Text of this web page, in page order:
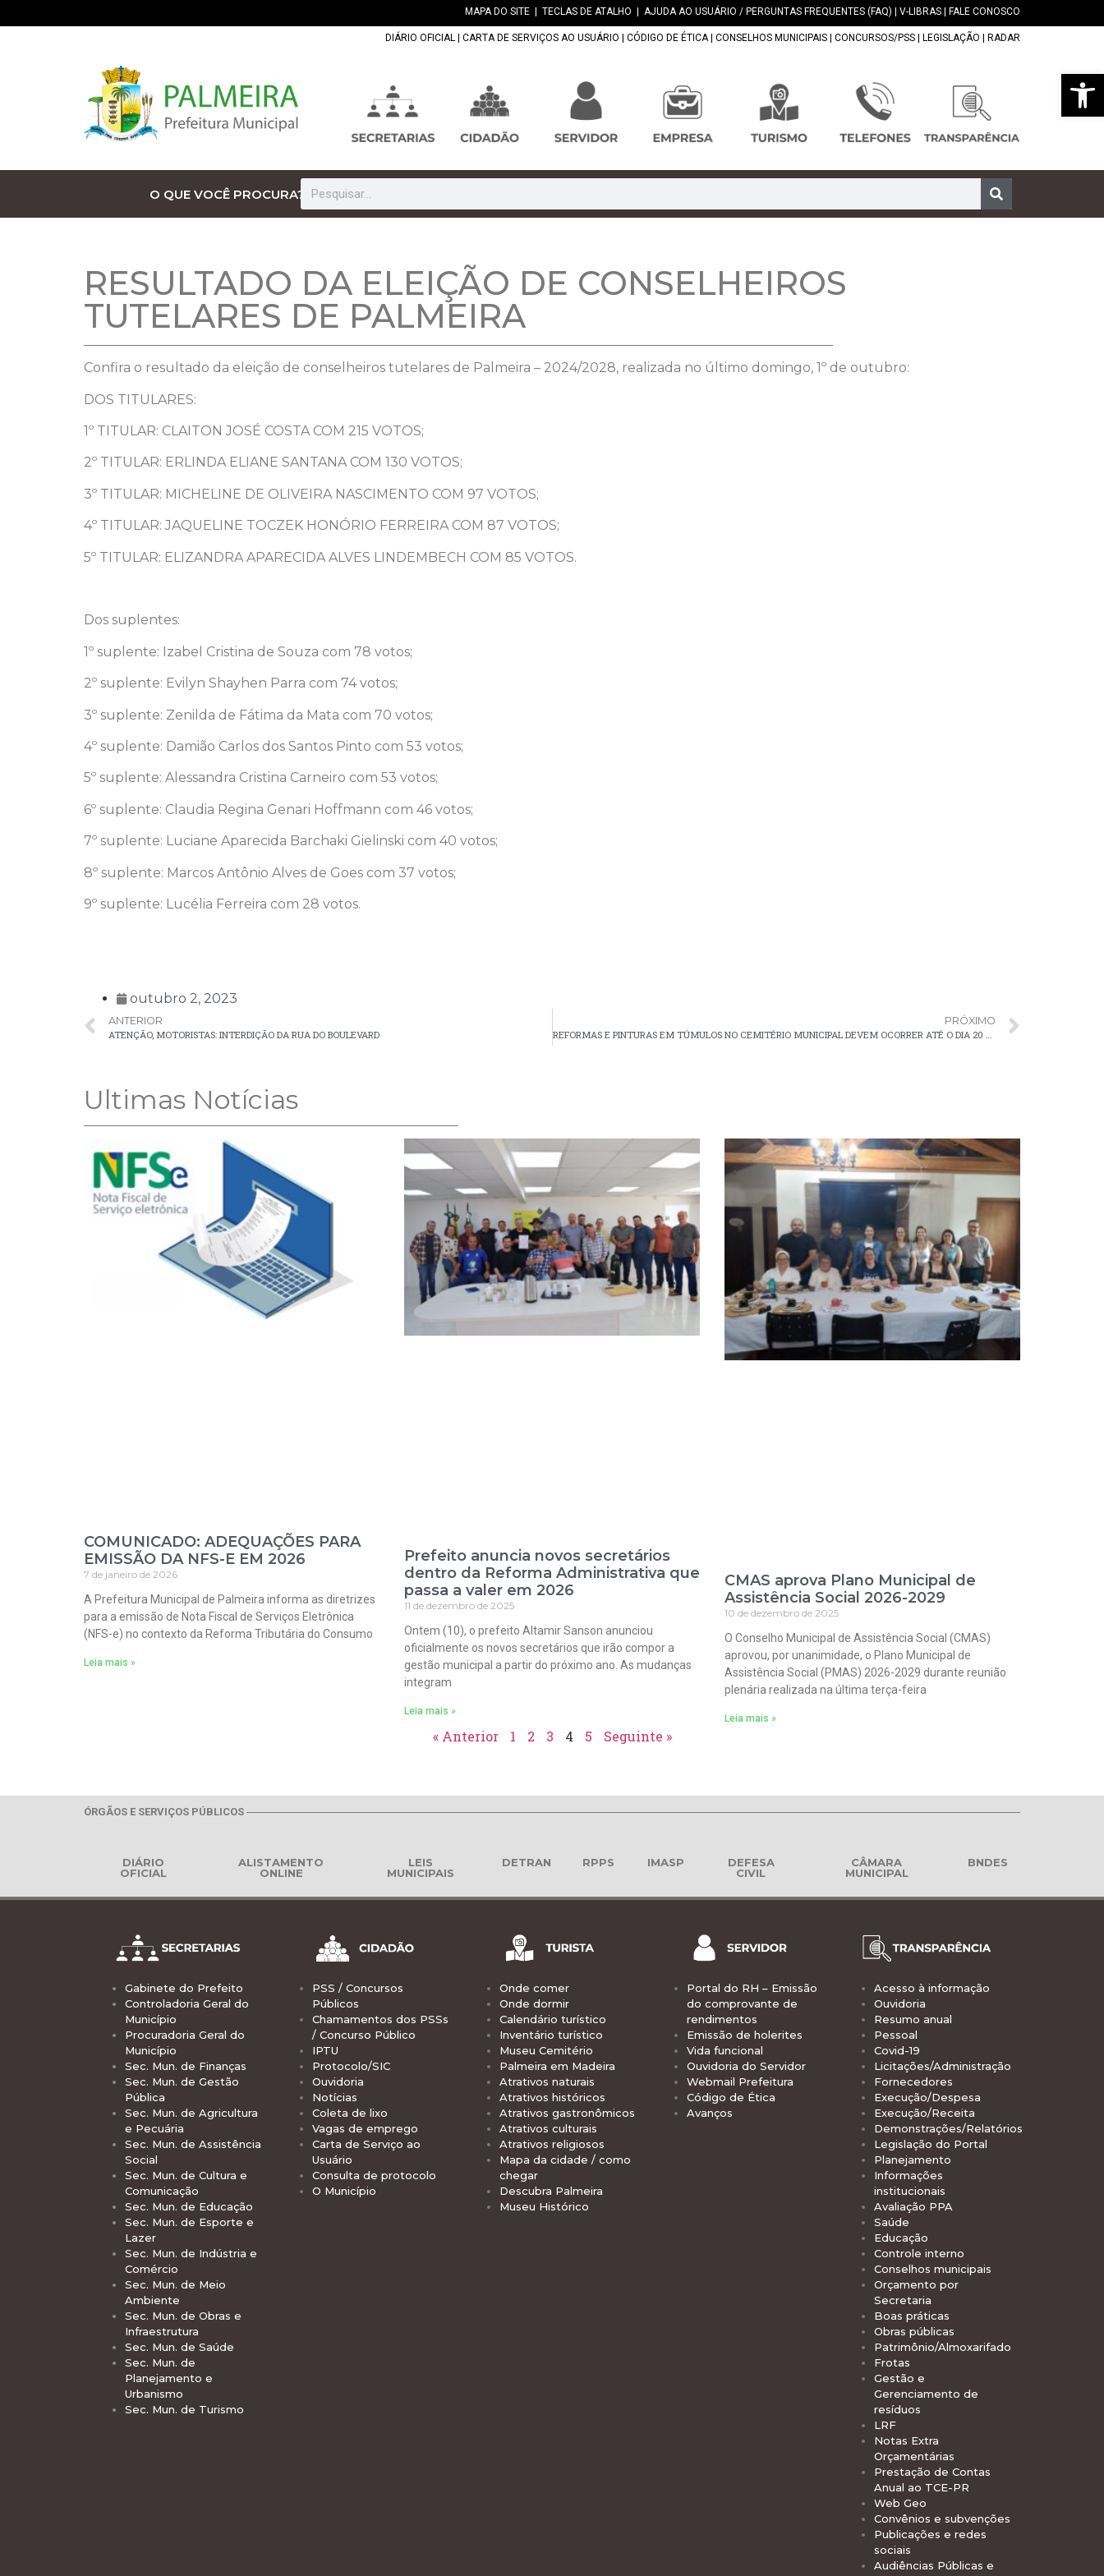
Abrir
MAPA DO SITE TECLAS DE ATALHO AJUDA AO USUÁRIO / PERGUNTAS FREQUENTES (FAQ) V-LIBRAS FALE CONOSCO
DIÁRIO OFICIAL CARTA DE SERVIÇOS AO USUÁRIO CÓDIGO DE ÉTICA| CONSELHOS MUNICIPAIS CONCURSOS/PSS LEGISLAÇÃO RADAR
O QUE VOCÊ PROCURA?
RESULTADO DA ELEIÇÃO DE CONSELHEIROS
TUTELARES DE PALMEIRA
Confira o resultado da eleição de conselheiros tutelares de Palmeira – 2024/2028, realizada no último domingo, 1º de outubro:
DOS TITULARES:
1º TITULAR: CLAITON JOSÉ COSTA COM 215 VOTOS;
2º TITULAR: ERLINDA ELIANE SANTANA COM 130 VOTOS;
3º TITULAR: MICHELINE DE OLIVEIRA NASCIMENTO COM 97 VOTOS;
4º TITULAR: JAQUELINE TOCZEK HONÓRIO FERREIRA COM 87 VOTOS;
5º TITULAR: ELIZANDRA APARECIDA ALVES LINDEMBECH COM 85 VOTOS.
Dos suplentes:
1º suplente: Izabel Cristina de Souza com 78 votos;
2º suplente: Evilyn Shayhen Parra com 74 votos;
3º suplente: Zenilda de Fátima da Mata com 70 votos;
4º suplente: Damião Carlos dos Santos Pinto com 53 votos;
5º suplente: Alessandra Cristina Carneiro com 53 votos;
6º suplente: Claudia Regina Genari Hoffmann com 46 votos;
7º suplente: Luciane Aparecida Barchaki Gielinski com 40 votos;
8º suplente: Marcos Antônio Alves de Goes com 37 votos;
9º suplente: Lucélia Ferreira com 28 votos.
outubro 2, 2023
ANTERIOR
ATENÇÃO, MOTORISTAS: INTERDIÇÃO DA RUA DO BOULEVARD
PRÓXIMO
REFORMAS E PINTURAS EM TÚMULOS NO CEMITÉRIO MUNICIPAL DEVEM OCORRER ATÉ O DIA 20 DE OUTUBRO
Ultimas Notícias
COMUNICADO: ADEQUAÇÕES PARA
EMISSÃO DA NFS-E EM 2026
7 de janeiro de 2026
A Prefeitura Municipal de Palmeira informa as diretrizes
para a emissão de Nota Fiscal de Serviços Eletrônica
(NFS-e) no contexto da Reforma Tributária do Consumo
Leia mais »
Prefeito anuncia novos secretários
dentro da Reforma Administrativa que
passa a valer em 2026
11 de dezembro de 2025
Ontem (10), o prefeito Altamir Sanson anunciou
oficialmente os novos secretários que irão compor a
gestão municipal a partir do próximo ano. As mudanças
integram
Leia mais »
CMAS aprova Plano Municipal de
Assistência Social 2026-2029
10 de dezembro de 2025
O Conselho Municipal de Assistência Social (CMAS)
aprovou, por unanimidade, o Plano Municipal de
Assistência Social (PMAS) 2026-2029 durante reunião
plenária realizada na última terça-feira
Leia mais »
« Anterior 1 2 3 4 5 Seguinte »
ÓRGÃOS E SERVIÇOS PÚBLICOS
DIÁRIO
OFICIAL
ALISTAMENTO
ONLINE
LEIS
MUNICIPAIS
DETRAN RPPS IMASP
DEFESA
CIVIL
CÂMARA
MUNICIPAL
BNDES
Gabinete do Prefeito
Controladoria Geral do
Município
Procuradoria Geral do
Município
Sec. Mun. de Finanças
Sec. Mun. de Gestão
Pública
Sec. Mun. de Agricultura
e Pecuária
Sec. Mun. de Assistência
Social
Sec. Mun. de Cultura e
Comunicação
Sec. Mun. de Educação
Sec. Mun. de Esporte e
Lazer
Sec. Mun. de Indústria e
Comércio
Sec. Mun. de Meio
Ambiente
Sec. Mun. de Obras e
Infraestrutura
Sec. Mun. de Saúde
Sec. Mun. de
Planejamento e
Urbanismo
Sec. Mun. de Turismo
PSS / Concursos
Públicos
Chamamentos dos PSSs
/ Concurso Público
IPTU
Protocolo/SIC
Ouvidoria
Notícias
Coleta de lixo
Vagas de emprego
Carta de Serviço ao
Usuário
Consulta de protocolo
O Município
Onde comer
Onde dormir
Calendário turístico
Inventário turístico
Museu Cemitério
Palmeira em Madeira
Atrativos naturais
Atrativos históricos
Atrativos gastronômicos
Atrativos culturais
Atrativos religiosos
Mapa da cidade / como
chegar
Descubra Palmeira
Museu Histórico
Portal do RH – Emissão
do comprovante de
rendimentos
Emissão de holerites
Vida funcional
Ouvidoria do Servidor
Webmail Prefeitura
Código de Ética
Avanços
Acesso à informação
Ouvidoria
Resumo anual
Pessoal
Covid-19
Licitações/Administração
Fornecedores
Execução/Despesa
Execução/Receita
Demonstrações/Relatórios
Legislação do Portal
Planejamento
Informações
institucionais
Avaliação PPA
Saúde
Educação
Controle interno
Conselhos municipais
Orçamento por
Secretaria
Boas práticas
Obras públicas
Patrimônio/Almoxarifado
Frotas
Gestão e
Gerenciamento de
resíduos
LRF
Notas Extra
Orçamentárias
Prestação de Contas
Anual ao TCE-PR
Web Geo
Convênios e subvenções
Publicações e redes
sociais
Audiências Públicas e